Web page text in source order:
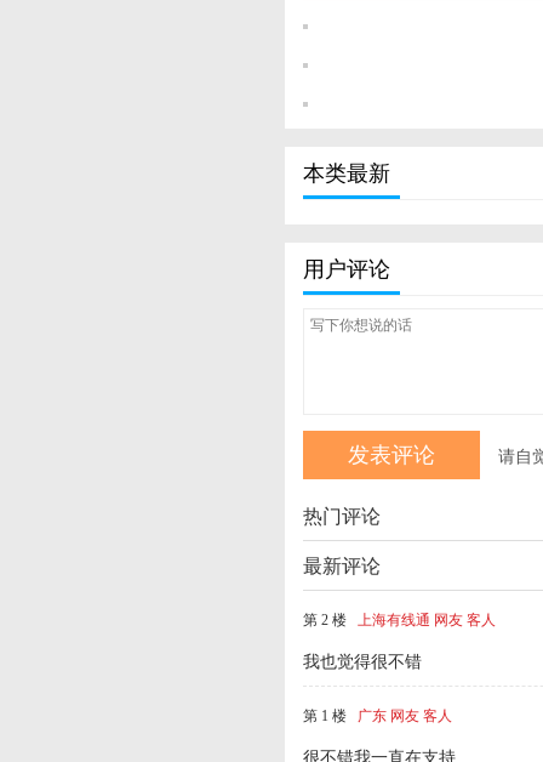
本类最新
用户评论
请自
热门评论
最新评论
第 2 楼 上海有线通 网友 客人
我也觉得很不错
第 1 楼 广东 网友 客人
很不错我一直在支持